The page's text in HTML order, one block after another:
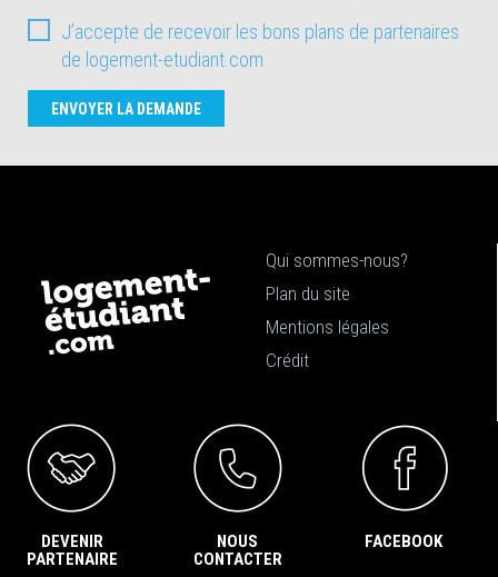
J’accepte de recevoir les bons plans de partenaires
de logement-etudiant.com
ENVOYER LA DEMANDE
Qui sommes-nous?
Plan du site
Mentions légales
Crédit
DEVENIR
PARTENAIRE
NOUS
CONTACTER
FACEBOOK